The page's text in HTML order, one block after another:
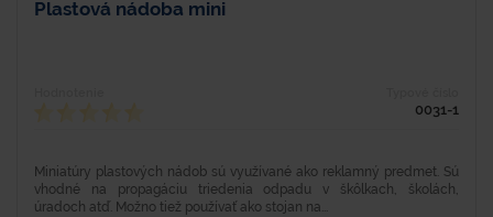
Plastová nádoba mini
0031-1
Miniatúry plastových nádob sú využívané ako reklamný predmet. Sú
vhodné na propagáciu triedenia odpadu v škôlkach, školách,
úradoch atď. Možno tiež používať ako stojan na...